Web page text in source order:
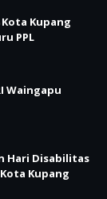
Kota Kupang
PPL
Waingapu
Hari Disabilitas
Kupang